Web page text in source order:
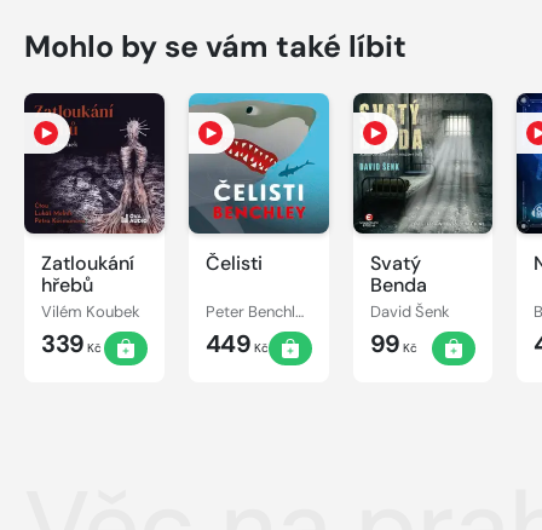
Mohlo by se vám také líbit
Zatloukání
hřebů
Vilém Koubek
339 Kč
Čelisti
Peter Benchley
449 Kč
Svatý
Benda
David Šenk
99 Kč